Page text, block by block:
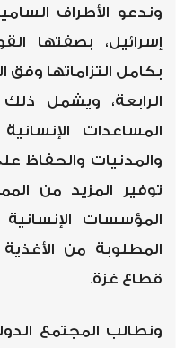
وندعو الأطراف
إسرائيل، بصفتها
الرابعة، ويشمل
المساعدات
والمدنيات والحفاظ
توفير المزيد من
المؤسسات
المطلوبة من
قطاع غزة.
ونطالب المجتمع